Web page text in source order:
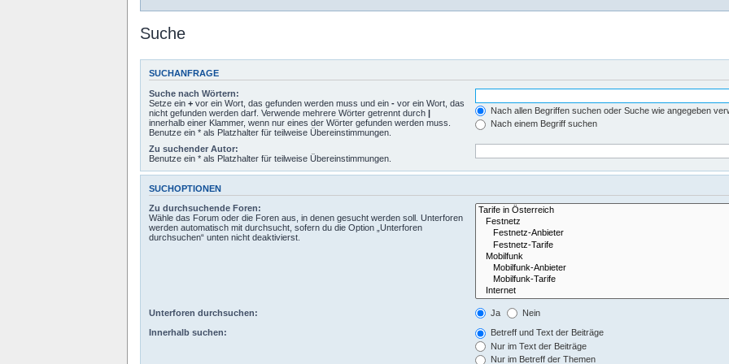
Suche
SUCHANFRAGE
Suche nach Wörtern:
Setze ein + vor ein Wort, das gefunden werden muss und ein - vor ein Wort, das
nicht gefunden werden darf. Verwende mehrere Wörter getrennt durch |
innerhalb einer Klammer, wenn nur eines der Wörter gefunden werden muss.
Benutze ein * als Platzhalter für teilweise Übereinstimmungen.
Nach allen Begriffen suchen oder Suche wie angegeben
Nach einem Begriff suchen
Zu suchender Autor:
Benutze ein * als Platzhalter für teilweise Übereinstimmungen.
SUCHOPTIONEN
Zu durchsuchende Foren:
Wähle das Forum oder die Foren aus, in denen gesucht werden soll. Unterforen
werden automatisch mit durchsucht, sofern du die Option „Unterforen
durchsuchen“ unten nicht deaktivierst.
Unterforen durchsuchen: Ja Nein
Innerhalb suchen:
Betreff und Text der Beiträge
Nur im Text der Beiträge
Nur im Betreff der Themen